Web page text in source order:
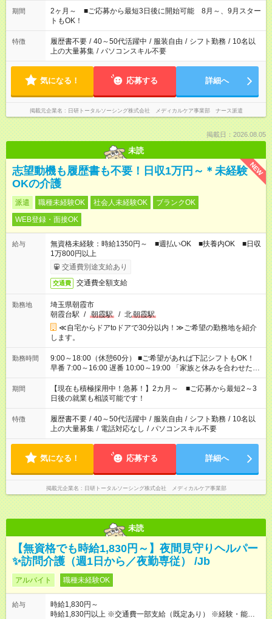
たい」 「できれば残業はしたくない」 など、ご希望があれば教
えてくださいね。 ※Wワーク希望の方へ 今ご覧のお仕事で希望
する勤務時間と、もう1つのお仕事の勤務時間。 合計で週40時
間を超える場合は応募できません
期間
2ヶ月～ ■ご応募から最短3日後に開始可能 8月～、9月スター
トもOK！
特徴 履歴書不要 / 40～50代活躍中 / 服装自由 / シフト勤務 / 10名以
上の大量募集 / パソコンスキル不要
気になる！ 応募する 詳細へ
掲載元企業名 日研トータルソーシング株式会社 メディカルケア事業部 ナース派遣
掲載日：2026.08.05
未読
NEW
志望動機も履歴書も不要！日収1万円～＊未経験
OKの介護
派遣 職種未経験OK 社会人未経験OK
ブランクOK
WEB登録・面接OK
給与
無資格未経験：時給1350円～ ■週払いOK ■扶養内OK ■日収
1万800円以上
交通費別途支給あり
交通費 交通費全額支給
勤務地
埼玉県朝霞市
朝霞台駅 / 朝霞駅 / 北朝霞駅
≪自宅からドアtoドアで30分以内！≫ご希望の勤務地を紹介
します。
勤務時間
9:00～18:00（休憩60分） ■ご希望があれば下記シフトもOK！
早番 7:00～16:00 遅番 10:00～19:00 「家族と休みを合わせた
い」 「余裕を持って夕飯の準備がしたい」 「できれば残業はし
たくない」 など、ご希望を教えてくださいね。 ※Wワーク希望
の方へ 今ご覧のお仕事で希望する勤務時間と、もう1つのお仕事
の勤務時間。 合計で週40時間を超える場合は応募できません。
期間
【現在も積極採用中！急募！】2カ月～ ■ご応募から最短2～3
日後の就業も相談可能です！
特徴 履歴書不要 / 40～50代活躍中 / 服装自由 / シフト勤務 / 10名以
上の大量募集 / 電話対応なし / パソコンスキル不要
気になる！ 応募する 詳細へ
掲載元企業名 日研トータルソーシング株式会社 メディカルケア事業部
未読
【無資格でも時給1,830円～】夜間見守りヘルパー
✨訪問介護（週1日から／夜勤専従） /Jb
アルバイト 職種未経験OK
給与
時給1,830円～
時給1,830円以上 ※交通費一部支給（既定あり） ※経験・能力を